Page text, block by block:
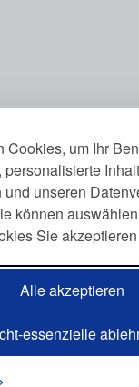
Cookies, um Ihr
personalisierte
unseren
können
Sie
Alle akzeptieren
essenzielle
AG © 2026. Alle